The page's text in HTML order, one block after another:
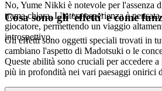
No, Yume Nikki è notevole per l'assenza
trama chiara. L'intera esperienza è
giocatore, permettendo un viaggio
introspettivo.
Cosa sono gli 'effetti' e come
Gli effetti sono oggetti speciali trovati in
cambiano l'aspetto di Madotsuki o le
Queste abilità sono cruciali per accedere
più in profondità nei vari paesaggi onirici